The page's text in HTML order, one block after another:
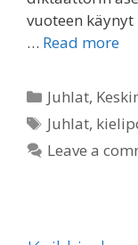
vuoteen
… Read more
Categories
Juhlat,
Tags
Juhlat,
Leave a